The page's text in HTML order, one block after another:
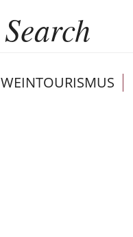
WEINTOURISMUS